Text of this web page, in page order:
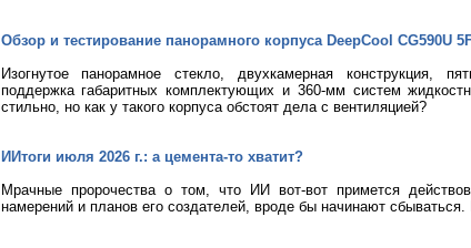
Обзор и тестирование панорамного корпуса DeepCool CG590U
Изогнутое панорамное стекло, двухкамерная конструкция,
поддержка габаритных комплектующих и 360-мм систем
стильно, но как у такого корпуса обстоят дела с вентиляцией?
ИИтоги июля 2026 г.: а цемента-то хватит?
Мрачные пророчества о том, что ИИ вот-вот примется
намерений и планов его создателей, вроде бы начинают сбываться.